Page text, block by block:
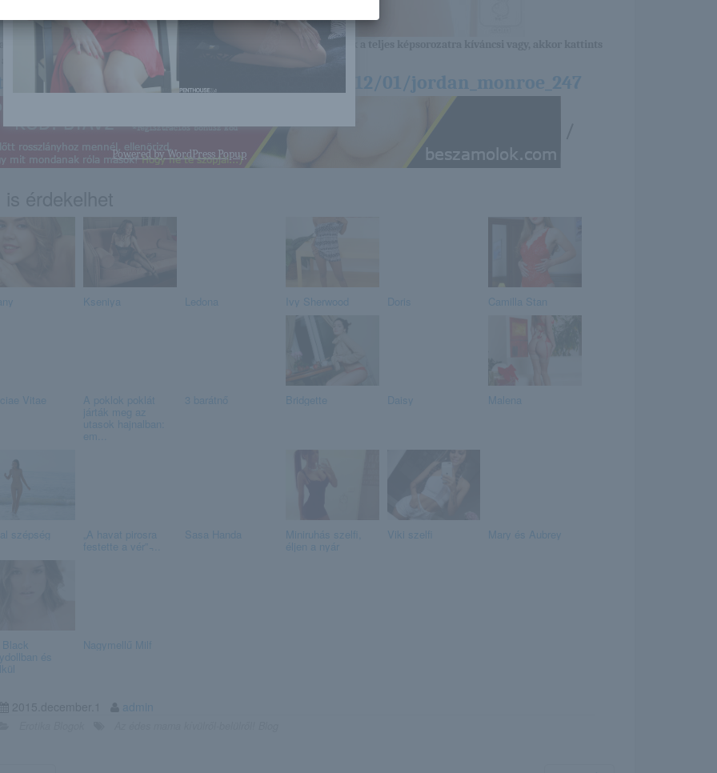
sok olyan lány van, aki cseppet sem szégyenlős. Ha ennek a lánynak a teljes képsorozatra kíváncsi vagy, akkor kattints
ajoedesanyadbelulrol.blog.hu/2015/12/01/jordan_monroe_247
Kseniya Ledona Ivy Sherwood Doris Camilla Stan
Vitae A poklok poklát
járták meg az
utasok hajnalban:
em...
3 barátnő Bridgette Daisy Malena
szépség „A havat pirosra
festette a vér” ̵...
Sasa Handa Miniruhás szelfi,
éljen a nyár
Viki szelfi Mary és Aubrey
és
Nagymellű Milf
admin
Powered byWordPress Popup